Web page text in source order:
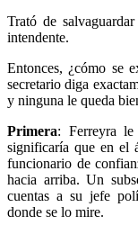
Trató de
intendente.
Entonces, ¿cómo se
secretario diga
y ninguna le queda
Primera: Ferreyra
significaría que en el
funcionario de
hacia arriba. Un
cuentas a su jefe
donde se lo mire.